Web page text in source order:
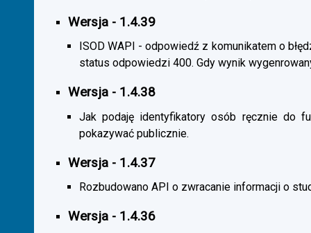
Wersja - 1.4.39
ISOD WAPI - odpowiedź z komunikatem o
status odpowiedzi 400. Gdy wynik
Wersja - 1.4.38
Jak podaję identyfikatory osób ręcznie do
pokazywać publicznie.
Wersja - 1.4.37
Rozbudowano API o zwracanie informacji o
Wersja - 1.4.36